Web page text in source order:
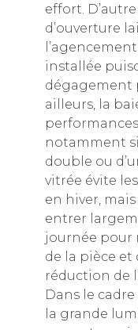
effort.
d’ouverture
installée
dégagement
ailleurs, la
notamment
double ou
vitrée évite
en hiver,
entrer
journée pour
de la pièce
réduction de
Dans le cadre
la grande